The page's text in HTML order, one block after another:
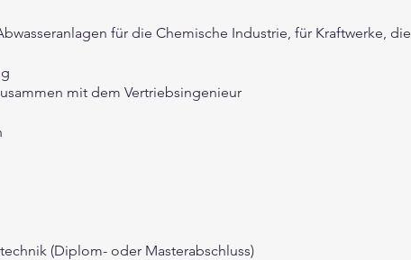
für die Chemische Industrie, für Kraftwerke, die
mit dem Vertriebsingenieur
(Diplom- oder Masterabschluss)